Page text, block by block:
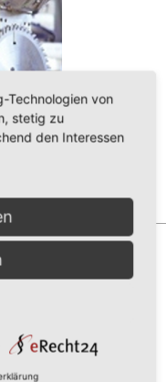
Technologien von
stetig zu
den Interessen